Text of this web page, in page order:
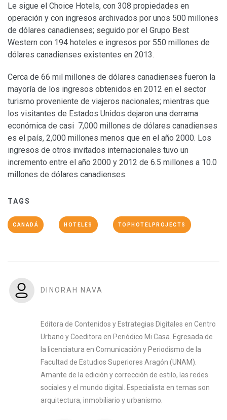
Le sigue el Choice Hotels, con 308 propiedades en
operación y con ingresos archivados por unos 500 millones
de dólares canadienses; seguido por el Grupo Best
Western con 194 hoteles e ingresos por 550 millones de
dólares canadienses existentes en 2013.
Cerca de 66 mil millones de dólares canadienses fueron la
mayoría de los ingresos obtenidos en 2012 en el sector
turismo proveniente de viajeros nacionales; mientras que
los visitantes de Estados Unidos dejaron una derrama
económica de casi 7,000 millones de dólares canadienses
es el país, 2,000 millones menos que en el año 2000. Los
ingresos de otros invitados internacionales tuvo un
incremento entre el año 2000 y 2012 de 6.5 millones a 10.0
millones de dólares canadienses.
TAGS
CANADÁ HOTELES TOPHOTELPROJECTS
DINORAH NAVA
Editora de Contenidos y Estrategias Digitales en Centro
Urbano y Coeditora en Periódico Mi Casa. Egresada de
la licenciatura en Comunicación y Periodismo de la
Facultad de Estudios Superiores Aragón (UNAM).
Amante de la edición y corrección de estilo, las redes
sociales y el mundo digital. Especialista en temas son
arquitectura, inmobiliario y urbanismo.